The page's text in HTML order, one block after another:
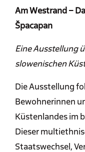
Am Westrand –
Špacapan
Eine Ausstellung
slowenischen
Die Ausstellung
Bewohnerinnen
Küstenlandes im
Dieser
Staatswechsel,